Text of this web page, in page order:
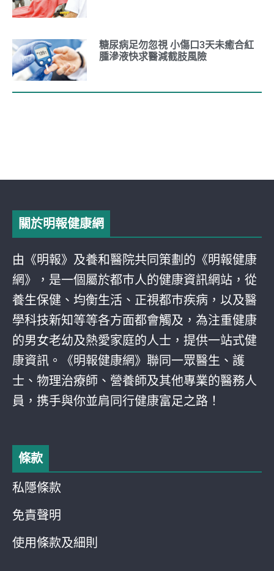
糖尿病足勿忽視 小傷口3天未癒合紅
腫滲液快求醫減截肢風險
關於明報健康網
由《明報》及養和醫院共同策劃的《明報健康
網》，是一個屬於都巿人的健康資訊網站，從
養生保健、均衡生活、正視都巿疾病，以及醫
學科技新知等等各方面都會觸及，為注重健康
的男女老幼及熱愛家庭的人士，提供一站式健
康資訊。《明報健康網》聯同一眾醫生、護
士、物理治療師、營養師及其他專業的醫務人
員，携手與你並肩同行健康富足之路！
條款
私隱條款
免責聲明
使用條款及細則